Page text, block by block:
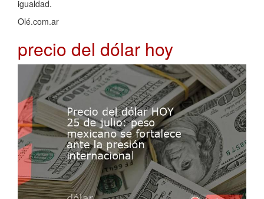
igualdad.
Olé.com.ar
precio del dólar hoy